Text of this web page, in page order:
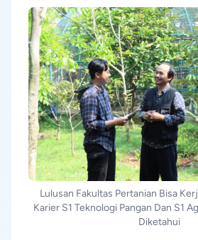
Lulusan Fakultas Pertanian Bisa
Karier S1 Teknologi Pangan Dan S1
Diketahui